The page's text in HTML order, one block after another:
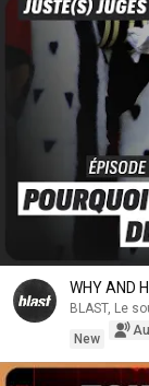
WHY AND
BLAST, Le
New